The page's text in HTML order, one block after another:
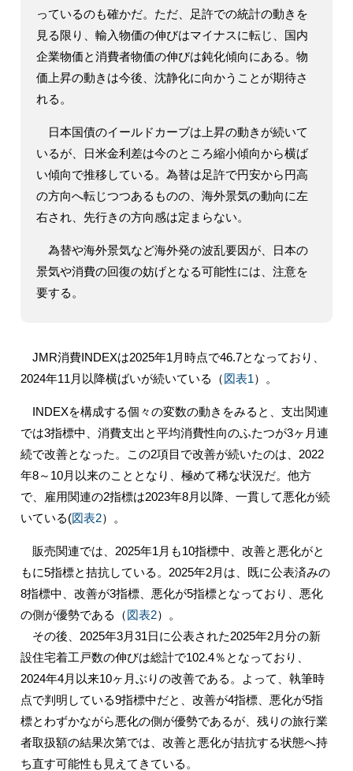
っているのも確かだ。ただ、足許での統計の動きを
見る限り、輸入物価の伸びはマイナスに転じ、国内
企業物価と消費者物価の伸びは鈍化傾向にある。物
価上昇の動きは今後、沈静化に向かうことが期待さ
れる。
日本国債のイールドカーブは上昇の動きが続いて
いるが、日米金利差は今のところ縮小傾向から横ば
い傾向で推移している。為替は足許で円安から円高
の方向へ転じつつあるものの、海外景気の動向に左
右され、先行きの方向感は定まらない。
為替や海外景気など海外発の波乱要因が、日本の
景気や消費の回復の妨げとなる可能性には、注意を
要する。
JMR消費INDEXは2025年1月時点で46.7となっており、
2024年11月以降横ばいが続いている（図表1）。
INDEXを構成する個々の変数の動きをみると、支出関連
では3指標中、消費支出と平均消費性向のふたつが3ヶ月連
続で改善となった。この2項目で改善が続いたのは、2022
年8～10月以来のこととなり、極めて稀な状況だ。他方
で、雇用関連の2指標は2023年8月以降、一貫して悪化が続
いている(図表2）。
販売関連では、2025年1月も10指標中、改善と悪化がと
もに5指標と拮抗している。2025年2月は、既に公表済みの
8指標中、改善が3指標、悪化が5指標となっており、悪化
の側が優勢である（図表2）。
その後、2025年3月31日に公表された2025年2月分の新
設住宅着工戸数の伸びは総計で102.4％となっており、
2024年4月以来10ヶ月ぶりの改善である。よって、執筆時
点で判明している9指標中だと、改善が4指標、悪化が5指
標とわずかながら悪化の側が優勢であるが、残りの旅行業
者取扱額の結果次第では、改善と悪化が拮抗する状態へ持
ち直す可能性も見えてきている。